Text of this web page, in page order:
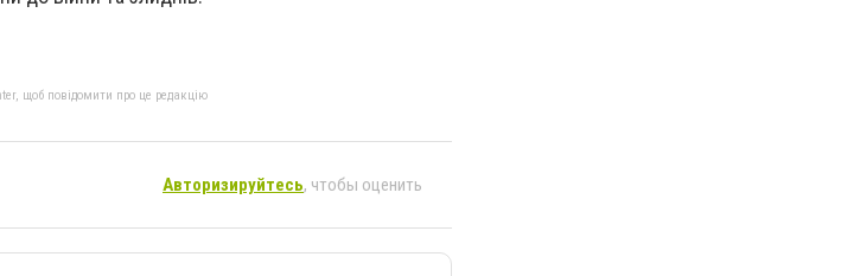
щоб повідомити про це редакцію
Авторизируйтесь, чтобы оценить